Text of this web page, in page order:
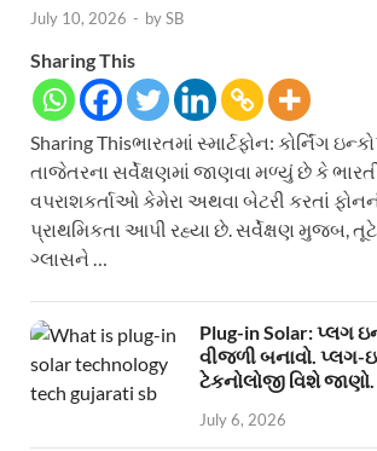
July 10, 2026 - bySB
Sharing This
Sharing Thisભારતમાં સ્માર્ટફોન: કોર્નિંગ
તાજેતરના સર્વેક્ષણમાં જાણવા મળ્યું છે કે
વપરાશકર્તાઓ કેમેરા અથવા બેટરી કરતાં
પ્રાથમિકતા આપી રહ્યા છે. સર્વેક્ષણ મુજબ,
ગ્લાસને …
Plug-in Solar: પ્લગ
વીજળી બનાવો. પ્લગ-
ટેકનોલોજી વિશે જાણો.
July 6, 2026